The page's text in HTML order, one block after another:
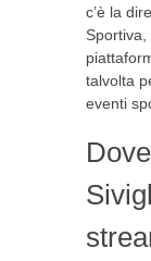
c’è la
talvolta
eventi